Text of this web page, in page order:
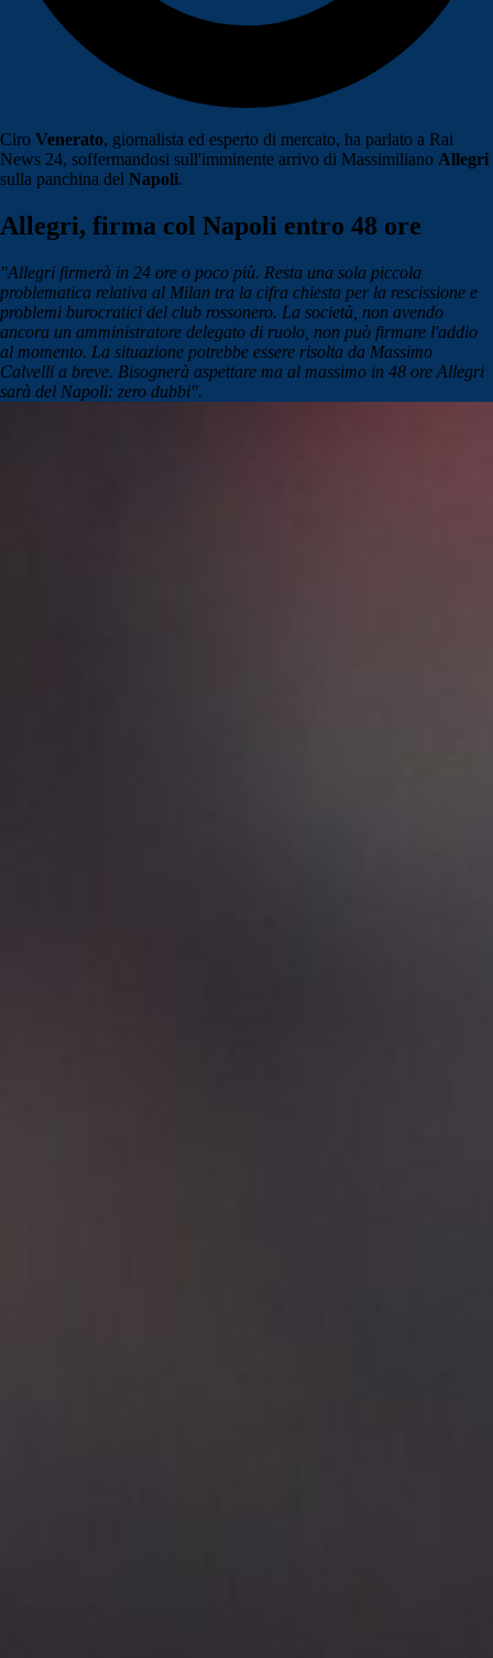
Ciro Venerato, giornalista ed esperto di mercato, ha parlato a Rai
News 24, soffermandosi sull'imminente arrivo di Massimiliano Allegri
sulla panchina del Napoli.
Allegri, firma col Napoli entro 48 ore
"Allegri firmerà in 24 ore o poco più. Resta una sola piccola
problematica relativa al Milan tra la cifra chiesta per la rescissione e
problemi burocratici del club rossonero. La società, non avendo
ancora un amministratore delegato di ruolo, non può firmare l'addio
al momento. La situazione potrebbe essere risolta da Massimo
Calvelli a breve. Bisognerà aspettare ma al massimo in 48 ore Allegri
sarà del Napoli: zero dubbi".